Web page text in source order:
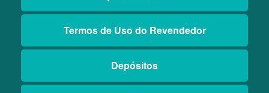
Termos de Uso do Revendedor
Depósitos